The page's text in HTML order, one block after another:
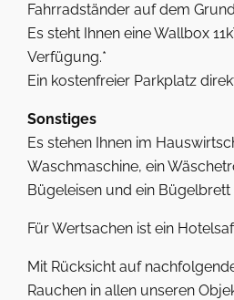
Fahrradständer auf dem
Es steht Ihnen eine Wallbox
Verfügung.*
Ein kostenfreier Parkplatz
Sonstiges
Es stehen Ihnen im
Waschmaschine, ein
Bügeleisen und ein
Für Wertsachen ist ein
Mit Rücksicht auf
Rauchen in allen unseren